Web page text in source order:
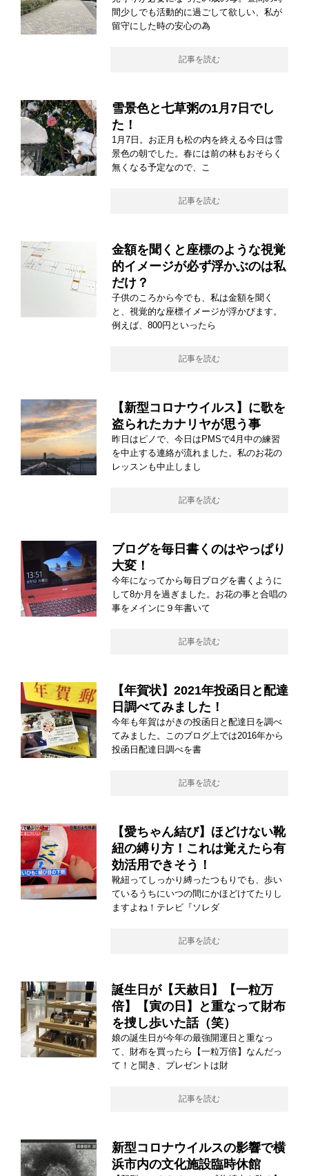
間少しでも活動的に過ごして欲しい、私が
留守にした時の安心の為
記事を読む
雪景色と七草粥の1月7日でし
た！
1月7日。お正月も松の内を終える今日は雪
景色の朝でした。春には前の林もおそらく
無くなる予定なので、こ
記事を読む
金額を聞くと座標のような視覚
的イメージが必ず浮かぶのは私
だけ？
子供のころから今でも、私は金額を聞く
と、視覚的な座標イメージが浮かびます。
例えば、800円といったら
記事を読む
【新型コロナウイルス】に歌を
盗られたカナリヤが思う事
昨日はピノで、今日はPMSで4月中の練習
を中止する連絡が流れました。私のお花の
レッスンも中止しまし
記事を読む
ブログを毎日書くのはやっぱり
大変！
今年になってから毎日ブログを書くように
して8か月を過ぎました。お花の事と合唱の
事をメインに９年書いて
記事を読む
【年賀状】2021年投函日と配達
日調べてみました！
今年も年賀はがきの投函日と配達日を調べ
てみました。このブログ上では2016年から
投函日配達日調べを書
記事を読む
【愛ちゃん結び】ほどけない靴
紐の縛り方！これは覚えたら有
効活用できそう！
靴紐ってしっかり縛ったつもりでも、歩い
ているうちにいつの間にかほどけてたりし
ますよね！テレビ『ソレダ
記事を読む
誕生日が【天赦日】【一粒万
倍】【寅の日】と重なって財布
を捜し歩いた話（笑）
娘の誕生日が今年の最強開運日と重なっ
て、財布を買ったら【一粒万倍】なんだっ
て！と聞き、プレゼントは財
記事を読む
新型コロナウイルスの影響で横
浜市内の文化施設臨時休館